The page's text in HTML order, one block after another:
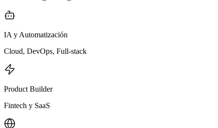
IA y Automatización
Cloud, DevOps, Full-stack
Product Builder
Fintech y SaaS